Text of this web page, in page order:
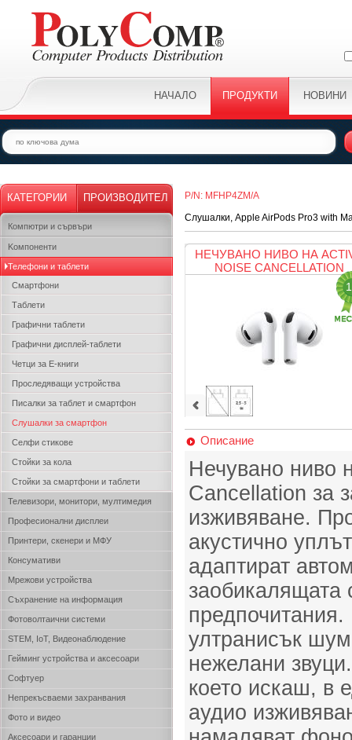
НАЧАЛО ПРОДУКТИ НОВИНИ
КАТЕГОРИИ ПРОИЗВОДИТЕЛ
Компютри и сървъри
Kомпоненти
Телефони и таблети
Смартфони
Таблети
Графични таблети
Графични дисплей-таблети
Четци за Е-книги
Проследяващи устройства
Писалки за таблет и смартфон
Слушалки за смартфон
Селфи стикове
Стойки за кола
Стойки за смартфони и таблети
Телевизори, монитори, мултимедия
Професионални дисплеи
Принтери, скенери и МФУ
Консумативи
Мрежови устройства
Съхранение на информация
Фотоволтаични системи
STEM, IoT, Видеонаблюдение
Гейминг устройства и аксесоари
Софтуер
Непрекъсваеми захранвания
Фото и видео
Аксесоари и гаранции
P/N: MFHP4ZM/A
Слушалки, Apple AirPods Pro3 with
НЕЧУВАНО НИВО НА
NOISE CANCELLATION
Описание
Нечувано ниво
Cancellation за
изживяване.
акустично
адаптират
заобикалящата
ултранисък
нежелани
което искаш, в
аудио